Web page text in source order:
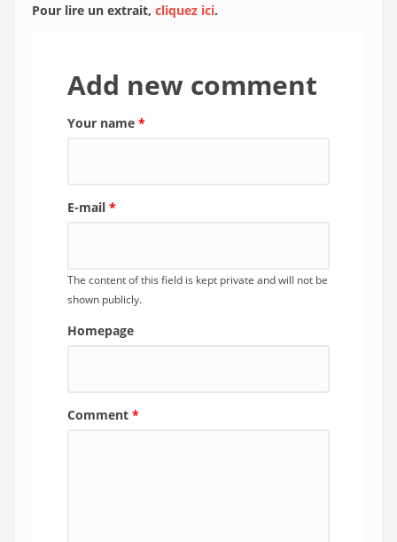
Pour lire un extrait, cliquez ici.
Add new comment
Your name *
E-mail *
The content of this field is kept private and will not be
shown publicly.
Homepage
Comment *